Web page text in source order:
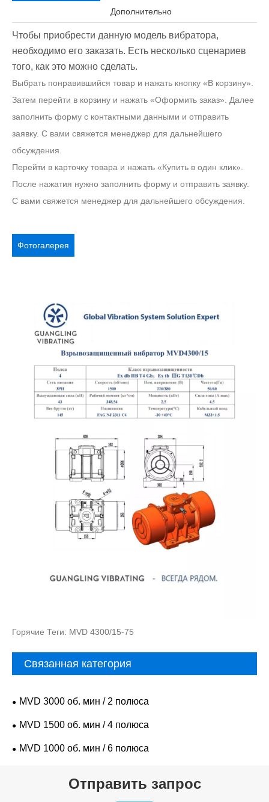
Дополнительно
Чтобы приобрести данную модель вибратора,
необходимо его заказать. Есть несколько сценариев
того, как это можно сделать.
Выбрать понравившийся товар и нажать кнопку «В корзину».
Затем перейти в корзину и нажать «Оформить заказ». Далее
заполнить форму с контактными данными и отправить
заявку. С вами свяжется менеджер для дальнейшего
обсуждения.
Перейти в карточку товара и нажать «Купить в один клик».
После нажатия нужно заполнить форму и отправить заявку.
С вами свяжется менеджер для дальнейшего обсуждения.
Фотогалерея
Горячие Теги: MVD 4300/15-75
Связанная категория
MVD 3000 об. мин / 2 полюса
MVD 1500 об. мин / 4 полюса
MVD 1000 об. мин / 6 полюса
Отправить запрос